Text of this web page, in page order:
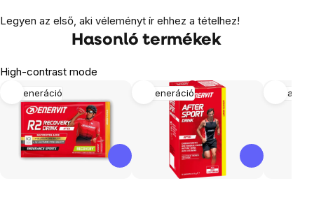
Legyen az első, aki véleményt ír ehhez a tételhez!
Hasonló termékek
High-contrast mode
Regeneráció Regeneráció Hidratáció